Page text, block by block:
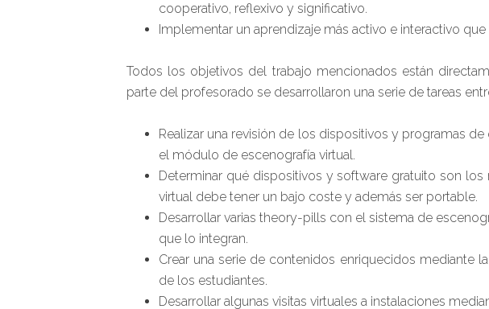
cooperativo, reflexivo y significativo.
Implementar un aprendizaje más activo e interactivo
Todos los objetivos del trabajo mencionados están
parte del profesorado se desarrollaron una serie de tareas
Realizar una revisión de los dispositivos y programas
el módulo de escenografía virtual.
Determinar qué dispositivos y software gratuito son
virtual debe tener un bajo coste y además ser portable.
Desarrollar varias theory-pills con el sistema de
que lo integran.
Crear una serie de contenidos enriquecidos mediante
de los estudiantes.
Desarrollar algunas visitas virtuales a instalaciones